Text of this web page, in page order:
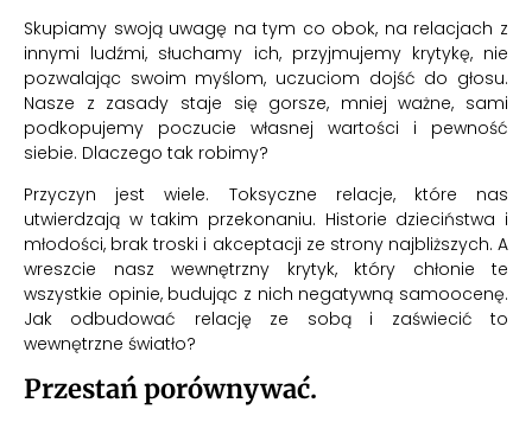
Skupiamy swoją uwagę na tym co obok, na relacjach z
innymi ludźmi, słuchamy ich, przyjmujemy krytykę, nie
pozwalając swoim myślom, uczuciom dojść do głosu.
Nasze z zasady staje się gorsze, mniej ważne, sami
podkopujemy poczucie własnej wartości i pewność
siebie. Dlaczego tak robimy?
Przyczyn jest wiele. Toksyczne relacje, które nas
utwierdzają w takim przekonaniu. Historie dzieciństwa i
młodości, brak troski i akceptacji ze strony najbliższych. A
wreszcie nasz wewnętrzny krytyk, który chłonie te
wszystkie opinie, budując z nich negatywną samoocenę.
Jak odbudować relację ze sobą i zaświecić to
wewnętrzne światło?
Przestań porównywać.